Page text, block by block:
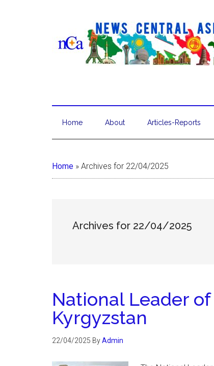
Home About Articles-Reports
Home » Archives for 22/04/2025
Archives for 22/04/2025
National Leader
Kyrgyzstan
22/04/2025 ByAdmin